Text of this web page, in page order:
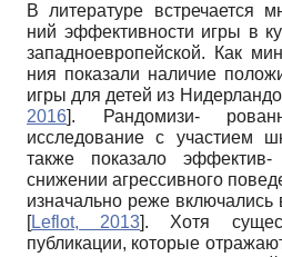
В литературе встречается
ний эффективности игры в
западноевропейской. Как
ния показали наличие
игры для детей из
2016]. Рандомизи-
исследование с участием
также показало
снижении агрессивного
изначально реже
[Leflot, 2013]. Хотя
публикации, которые